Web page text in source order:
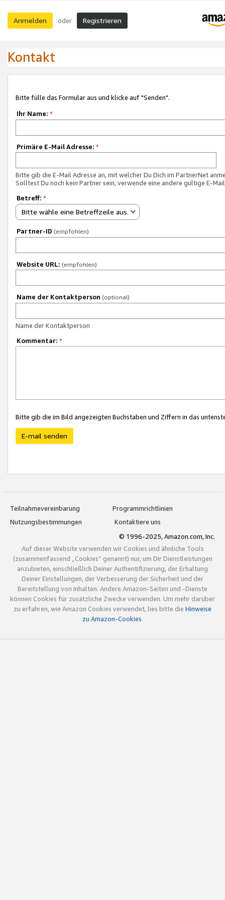
Anmelden oder Registrieren
Kontakt
Bitte fülle das Formular aus und klicke auf "Senden".
Ihr Name: *
Primäre E-Mail Adresse: *
Bitte gib die E-Mail Adresse an, mit welcher Du Dich im PartnerNet
Solltest Du noch kein Partner sein, verwende eine andere gültige E-
Betreff: *
Bitte wähle eine Betreffzeile aus.
Partner-ID (empfohlen)
Website URL: (empfohlen)
Name der Kontaktperson (optional)
Name der Kontaktperson
Kommentar: *
Bitte gib die im Bild angezeigten Buchstaben und Ziffern in das
E-mail senden
Teilnahmevereinbarung
Programmrichtlinien
Nutzungsbestimmungen
Kontaktiere uns
© 1996-2025, Amazon.com, Inc.
Auf dieser Website verwenden wir Cookies und ähnliche Tools
(zusammenfassend „Cookies“ genannt) nur, um Dir Dienstleistungen
anzubieten, einschließlich Deiner Authentifizierung, der Erhaltung
Deiner Einstellungen, der Verbesserung der Sicherheit und der
Bereitstellung von Inhalten. Andere Amazon-Seiten und -Dienste
können Cookies für zusätzliche Zwecke verwenden. Um mehr darüber
zu erfahren, wie Amazon Cookies verwendet, lies bitte die Hinweise
zu Amazon-Cookies.